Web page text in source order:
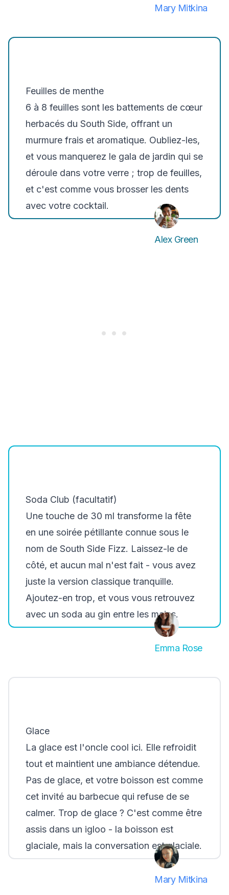
Mary Mitkina
Feuilles de menthe
6 à 8 feuilles sont les battements de cœur
herbacés du South Side, offrant un
murmure frais et aromatique. Oubliez-les,
et vous manquerez le gala de jardin qui se
déroule dans votre verre ; trop de feuilles,
et c'est comme vous brosser les dents
avec votre cocktail.
Alex Green
Soda Club (facultatif)
Une touche de 30 ml transforme la fête
en une soirée pétillante connue sous le
nom de South Side Fizz. Laissez-le de
côté, et aucun mal n'est fait - vous avez
juste la version classique tranquille.
Ajoutez-en trop, et vous vous retrouvez
avec un soda au gin entre les mains.
Emma Rose
Glace
La glace est l'oncle cool ici. Elle refroidit
tout et maintient une ambiance détendue.
Pas de glace, et votre boisson est comme
cet invité au barbecue qui refuse de se
calmer. Trop de glace ? C'est comme être
assis dans un igloo - la boisson est
glaciale, mais la conversation est glaciale.
Mary Mitkina